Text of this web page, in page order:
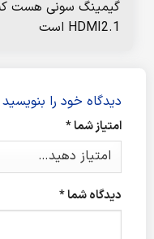
HDMI2.1 است
دیدگاه خود را بنویسید
امتیاز شما*
دیدگاه شما*